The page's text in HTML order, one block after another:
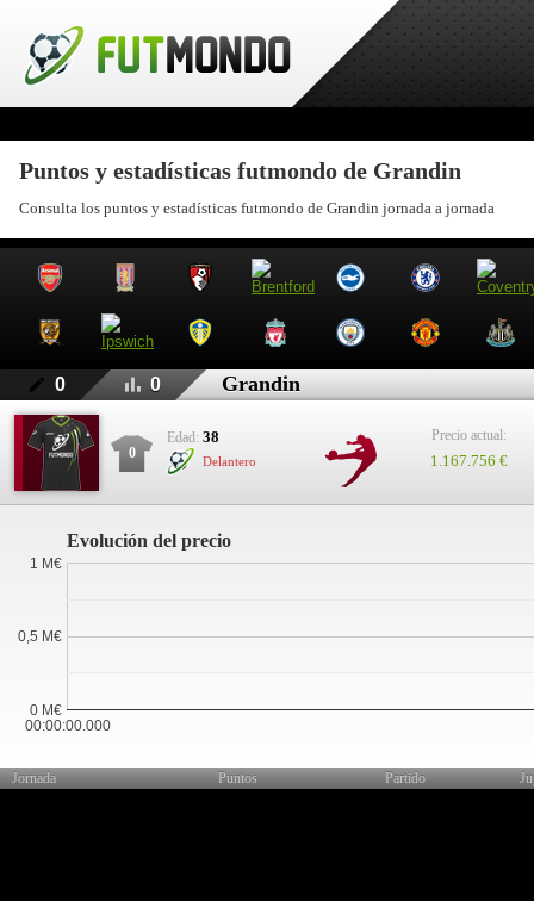
Puntos y estadísticas futmondo de Grandin
Consulta los puntos y estadísticas futmondo de Grandin jornada a jornada
0 0 Grandin
0
Edad: 38
Delantero
Precio actual:
1.167.756 €
Evolución del precio
00:00:00.000
0 M€
0,5 M€
1 M€
Jornada Puntos Partido